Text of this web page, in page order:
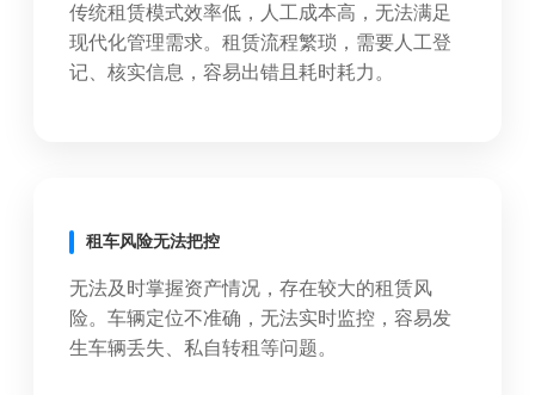
传统租赁模式效率低，人工成本高，无法满足
现代化管理需求。租赁流程繁琐，需要人工登
记、核实信息，容易出错且耗时耗力。
租车风险无法把控
无法及时掌握资产情况，存在较大的租赁风
险。车辆定位不准确，无法实时监控，容易发
生车辆丢失、私自转租等问题。